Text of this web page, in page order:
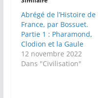
Abrégé de l’Histoire de
France, par Bossuet.
Partie 1 : Pharamond,
Clodion et la Gaule
12 novembre 2022
Dans "Civilisation"